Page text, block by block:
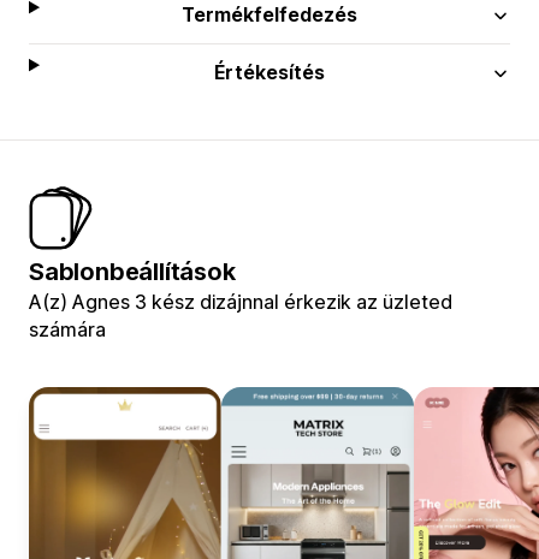
Termékfelfedezés
Értékesítés
Sablonbeállítások
A(z) Agnes 3 kész dizájnnal érkezik az üzleted
számára